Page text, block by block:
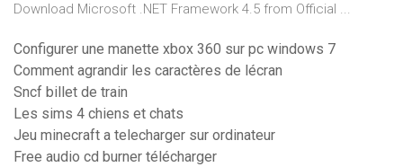
Download Microsoft .NET Framework 4.5 from Official ...
Configurer une manette xbox 360 sur pc windows 7
Comment agrandir les caractères de lécran
Sncf billet de train
Les sims 4 chiens et chats
Jeu minecraft a telecharger sur ordinateur
Free audio cd burner télécharger